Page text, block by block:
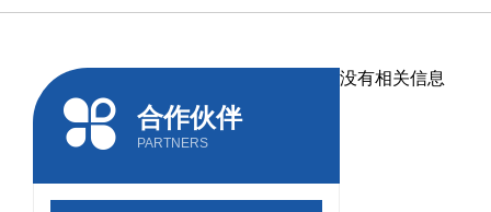
合作伙伴
PARTNERS
没有相关信息